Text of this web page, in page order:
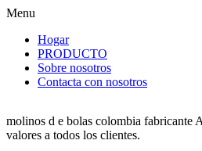
Menu
Hogar
PRODUCTO
Sobre nosotros
Contacta con nosotros
molinos d e bolas colombia fabricante
valores a todos los clientes.